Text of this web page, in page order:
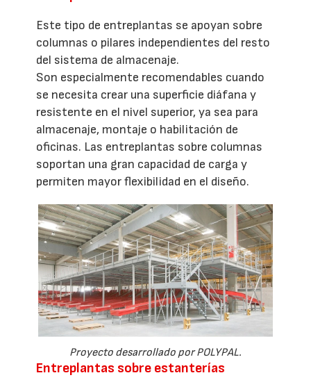
Este tipo de entreplantas se apoyan sobre
columnas o pilares independientes del resto
del sistema de almacenaje.
Son especialmente recomendables cuando
se necesita crear una superficie diáfana y
resistente en el nivel superior, ya sea para
almacenaje, montaje o habilitación de
oficinas. Las entreplantas sobre columnas
soportan una gran capacidad de carga y
permiten mayor flexibilidad en el diseño.
Proyecto desarrollado por POLYPAL.
Entreplantas sobre estanterías